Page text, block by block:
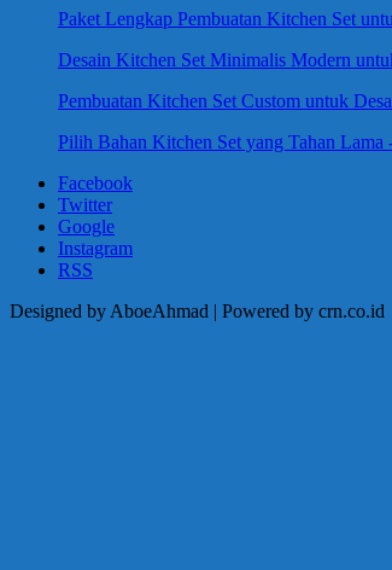
Paket Lengkap Pembuatan Kitchen Set
Desain Kitchen Set Minimalis Modern
Pembuatan Kitchen Set Custom untuk
Pilih Bahan Kitchen Set yang Tahan Lama
Facebook
Twitter
Google
Instagram
RSS
Designed by AboeAhmad | Powered by crn.co.id